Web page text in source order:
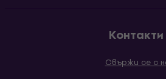
Контакти
Свържи се с